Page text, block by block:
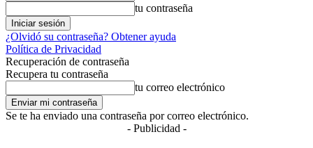
tu contraseña
¿Olvidó su contraseña? Obtener ayuda
Política de Privacidad
Recuperación de contraseña
Recupera tu contraseña
tu correo electrónico
Se te ha enviado una contraseña por correo electrónico.
- Publicidad -